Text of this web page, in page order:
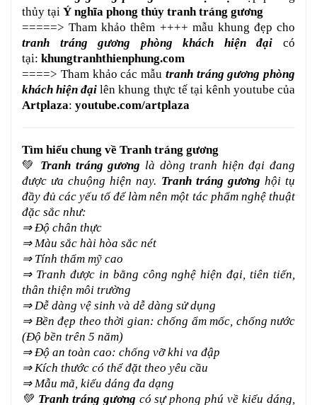
thủy tại Ý nghĩa phong thủy tranh tráng gương
=====> Tham khảo thêm ++++ mẫu khung đẹp cho
tranh tráng gương phòng khách hiện đại có
tại: khungtranhthienphung.com
====> Tham khảo các mẫu tranh tráng gương phòng
khách hiện đại lên khung thực tế tại kênh youtube của
Artplaza: youtube.com/artplaza
Tìm hiểu chung về Tranh tráng gương
💚 Tranh tráng gương là dòng tranh hiện đại đang
được ưa chuộng hiện nay. Tranh tráng gương hội tụ
đầy đủ các yếu tố để làm nên một tác phẩm nghệ thuật
đặc sắc như:
⇒ Độ chân thực
⇒ Màu sắc hài hòa sắc nét
⇒ Tính thẩm mỹ cao
⇒ Tranh được in bằng công nghệ hiện đại, tiên tiến,
thân thiện môi trường
⇒ Dễ dàng vệ sinh và dễ dàng sử dụng
⇒ Bền đẹp theo thời gian: chống ẩm mốc, chống nước
(Độ bền trên 5 năm)
⇒ Độ an toàn cao: chống vỡ khi va đập
⇒ Kích thước có thể đặt theo yêu cầu
⇒ Mẫu mã, kiểu dáng đa dạng
💚 Tranh tráng gương có sự phong phú về kiểu dáng,